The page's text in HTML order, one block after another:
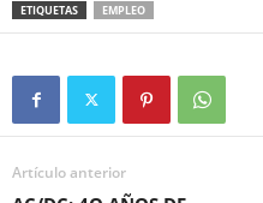
ETIQUETAS EMPLEO
Artículo anterior